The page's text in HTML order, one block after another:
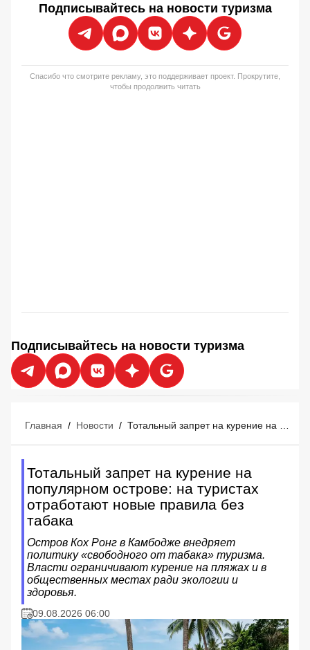
Подписывайтесь на новости туризма
Спасибо что смотрите рекламу, это поддерживает проект. Прокрутите,
чтобы продолжить читать
Подписывайтесь на новости туризма
Главная / Новости /
Тотальный запрет на курение на
популярном острове: на туристах
отработают новые правила без
табака
Остров Кох Ронг в Камбодже внедряет
политику «свободного от табака» туризма.
Власти ограничивают курение на пляжах и в
общественных местах ради экологии и
здоровья.
09.08.2026 06:00